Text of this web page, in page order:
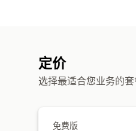
定价
选择最适合您业务的套
免费版